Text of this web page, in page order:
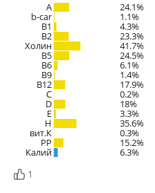
A
24.1%
b-car 1.1%
В1 4.3%
B2 23.3%
Холин 41.7%
B5 24.5%
B6 6.1%
B9 1.4%
B12 17.9%
C 0.2%
D 18%
E 3.3%
H 35.6%
вит.К 0.3%
PP 15.2%
Калий 6.3%
1